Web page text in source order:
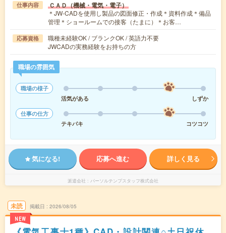
仕事内容 ＣＡＤ（機械・電気・電子）
＊JW-CADを使用し製品の図面修正・作成＊資料作成＊備品
管理＊ショールームでの接客（たまに）＊お客…
応募資格
職種未経験OK / ブランクOK / 英語力不要
JWCADの実務経験をお持ちの方
職場の雰囲気
職場の様子
活気がある
しずか
仕事の仕方
テキパキ
コツコツ
気になる! 応募へ進む 詳しく見る
派遣会社 パーソルテンプスタッフ株式会社
未読
NEW
掲載日 2026/08/05